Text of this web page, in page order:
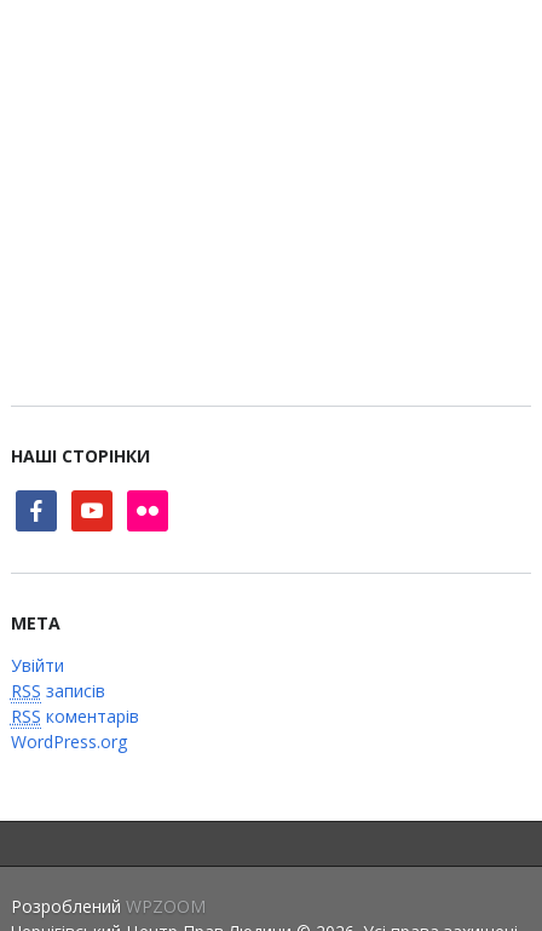
НАШІ СТОРІНКИ
facebookyoutube flickr
МЕТА
Увійти
RSS записів
RSS коментарів
WordPress.org
Розроблений WPZOOM